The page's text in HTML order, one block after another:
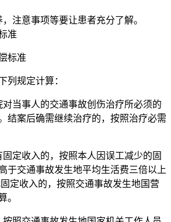
注意事项等要让患者充分了解。
标准
列规定计算：
当事人的交通事故创伤治疗所必须的
结案后确需继续治疗的，按照治疗必需
定收入的，按照本人因误工减少的固
于交通事故发生地平均生活费三倍以上
定收入的，按照交通事故发生地国营
。